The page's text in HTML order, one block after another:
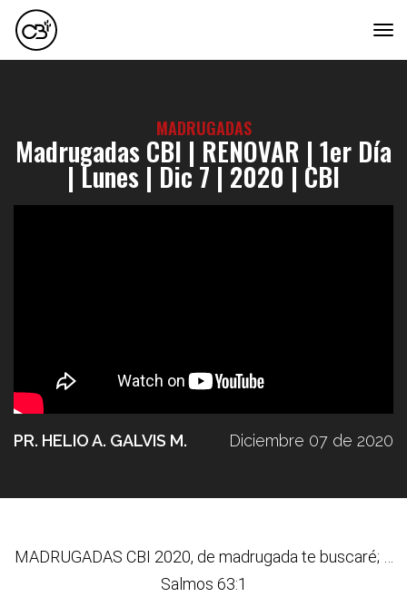
MADRUGADAS
Madrugadas CBI | RENOVAR | 1er Día
| Lunes | Dic 7 | 2020 | CBI
PR. HELIO A. GALVIS M. Diciembre 07 de 2020
MADRUGADAS CBI 2020, de madrugada te buscaré; …
Salmos 63:1